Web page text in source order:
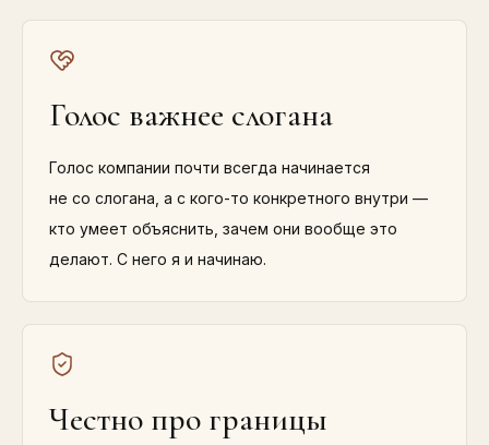
Голос важнее слогана
Голос компании почти всегда начинается
не со слогана, а с кого-то конкретного внутри —
кто умеет объяснить, зачем они вообще это
делают. С него я и начинаю.
Честно про границы